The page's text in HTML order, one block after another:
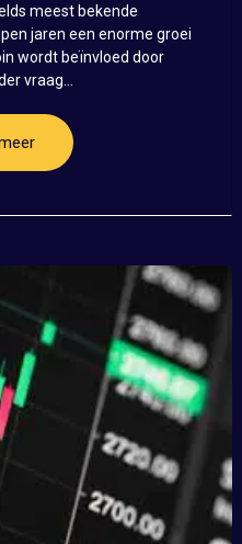
meest bekende
jaren een enorme groei
wordt beïnvloed door
vraag...